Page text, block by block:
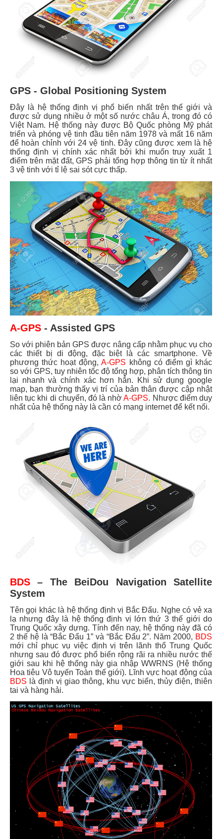
GPS - Global Positioning System
Đây là hệ thống định vị phổ biến nhất trên thế giới và
được sử dụng nhiều ở một số nước châu Á, trong đó có
Việt Nam. Hệ thống này được Bộ Quốc phòng Mỹ phát
triển và phóng vệ tinh đầu tiên năm 1978 và mất 16 năm
để hoàn chỉnh với 24 vệ tinh. Đây cũng được xem là hệ
thống định vị chính xác nhất bởi khi muốn truy xuất 1
điểm trên mặt đất, GPS phải tổng hợp thông tin từ ít nhất
3 vệ tinh với tỉ lệ sai sót cực thấp.
A-GPS - Assisted GPS
So với phiên bản GPS được nâng cấp nhằm phục vụ cho
các thiết bị di động, đặc biệt là các smartphone. Về
phương thức hoạt động,A-GPS không có điểm gì khác
so với GPS, tuy nhiên tốc độ tổng hợp, phân tích thông tin
lại nhanh và chính xác hơn hẳn. Khi sử dụng google
map, bạn thường thấy vị trí của bản thân được cập nhật
liên tục khi di chuyển, đó là nhờA-GPS. Nhược điểm duy
nhất của hệ thống này là cần có mạng internet để kết nối.
BDS – The BeiDou Navigation Satellite
System
Tên gọi khác là hệ thống định vị Bắc Đẩu. Nghe có vẻ xa
lạ nhưng đây là hệ thống định vị lớn thứ 3 thế giới do
Trung Quốc xây dựng. Tính đến nay, hệ thống này đã có
2 thế hệ là “Bắc Đẩu 1” và “Bắc Đẩu 2”. Năm 2000, BDS
mới chỉ phục vụ việc định vị trên lãnh thổ Trung Quốc
nhưng sau đó được phổ biến rộng rãi ra nhiều nước thế
giới sau khi hệ thống này gia nhập WWRNS (Hệ thống
Hoa tiêu Vô tuyến Toàn thế giới). Lĩnh vực hoạt động của
BDS là định vị giao thông, khu vực biển, thủy điện, thiên
tai và hàng hải.